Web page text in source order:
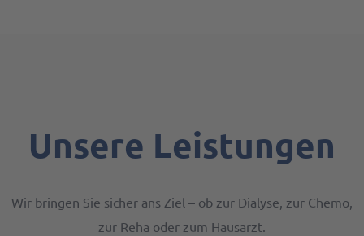
Unsere Leistungen
Wir bringen Sie sicher ans Ziel – ob zur Dialyse, zur Chemo,
zur Reha oder zum Hausarzt.